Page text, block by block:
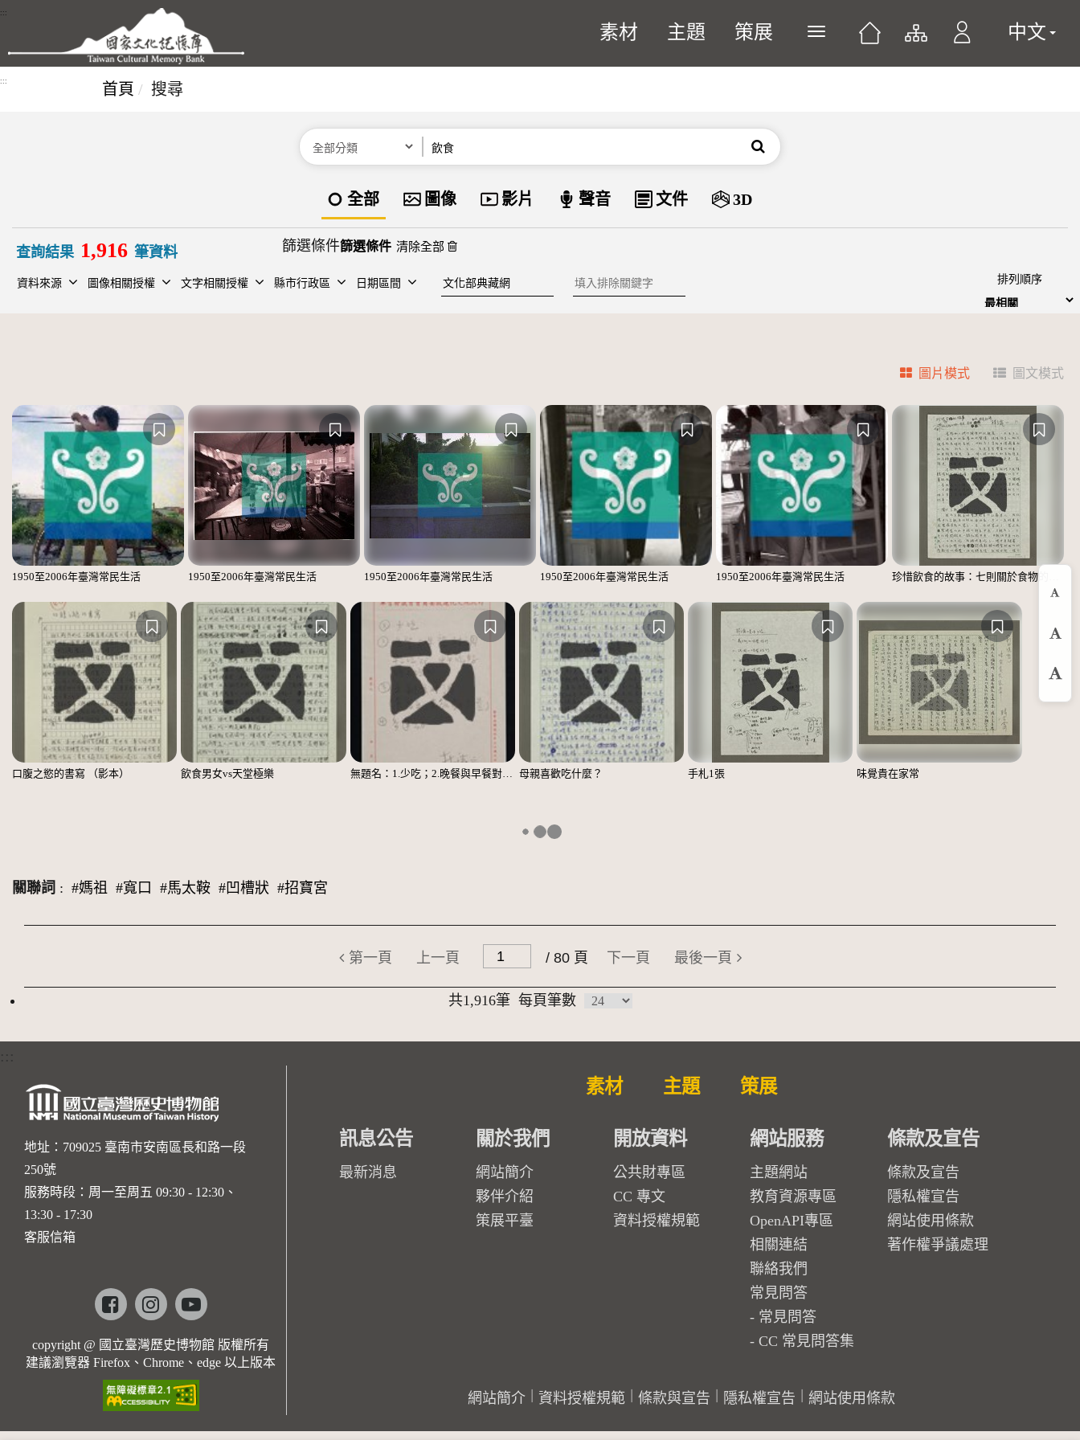
跳到主要內容區塊
:::
素材 主題 策展 展開或關閉主選單 中文
::: 首頁 搜尋
分類 搜尋
資料類型
全部 圖像 影片 聲音 文件 3D
查詢結果 1,916 筆資料 篩選條件 清除全部
資料來源 圖像相關授權 文字相關授權 縣市行政區 日期區間 建檔單位 排除關鍵字 排列順序
圖片模式 圖文模式
1950至2006年臺灣常民生活 1950至2006年臺灣常民生活 1950至2006年臺灣常民生活 1950至2006年臺灣常民生活 1950至2006年臺灣常民生活
口腹之慾的書寫 （影本） 飲食男女vs天堂極樂 無題名：1.少吃；2.晚餐與早餐對調……；3.主副食對調……；4.多運動 母親喜歡吃什麼？ 手札1張 味覺貴在家常
關聯詞 : #媽祖 #寬口 #馬太鞍 #凹槽狀 #招寶宮
第一頁 上一頁 / 80 頁 下一頁 最後一頁
共1,916筆 每頁筆數
放
:::
地址：709025 臺南市安南區長和路一段
250號
服務時段：周一至周五 09:30 - 12:30、
13:30 - 17:30
客服信箱
Facebookinstagramyoutube
copyright @ 國立臺灣歷史博物館 版權所有
建議瀏覽器 Firefox、Chrome、edge 以上版本
素材 主題 策展
訊息公告
最新消息
關於我們
網站簡介
夥伴介紹
策展平臺
開放資料
公共財專區
CC 專文
資料授權規範
網站服務
主題網站
教育資源專區
OpenAPI專區
相關連結
聯絡我們
常見問答
常見問答
CC 常見問答集
條款及宣告
條款及宣告
隱私權宣告
網站使用條款
著作權爭議處理
網站簡介 資料授權規範 條款與宣告 隱私權宣告 網站使用條款